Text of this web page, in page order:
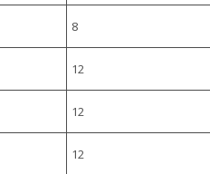
8
12
12
12